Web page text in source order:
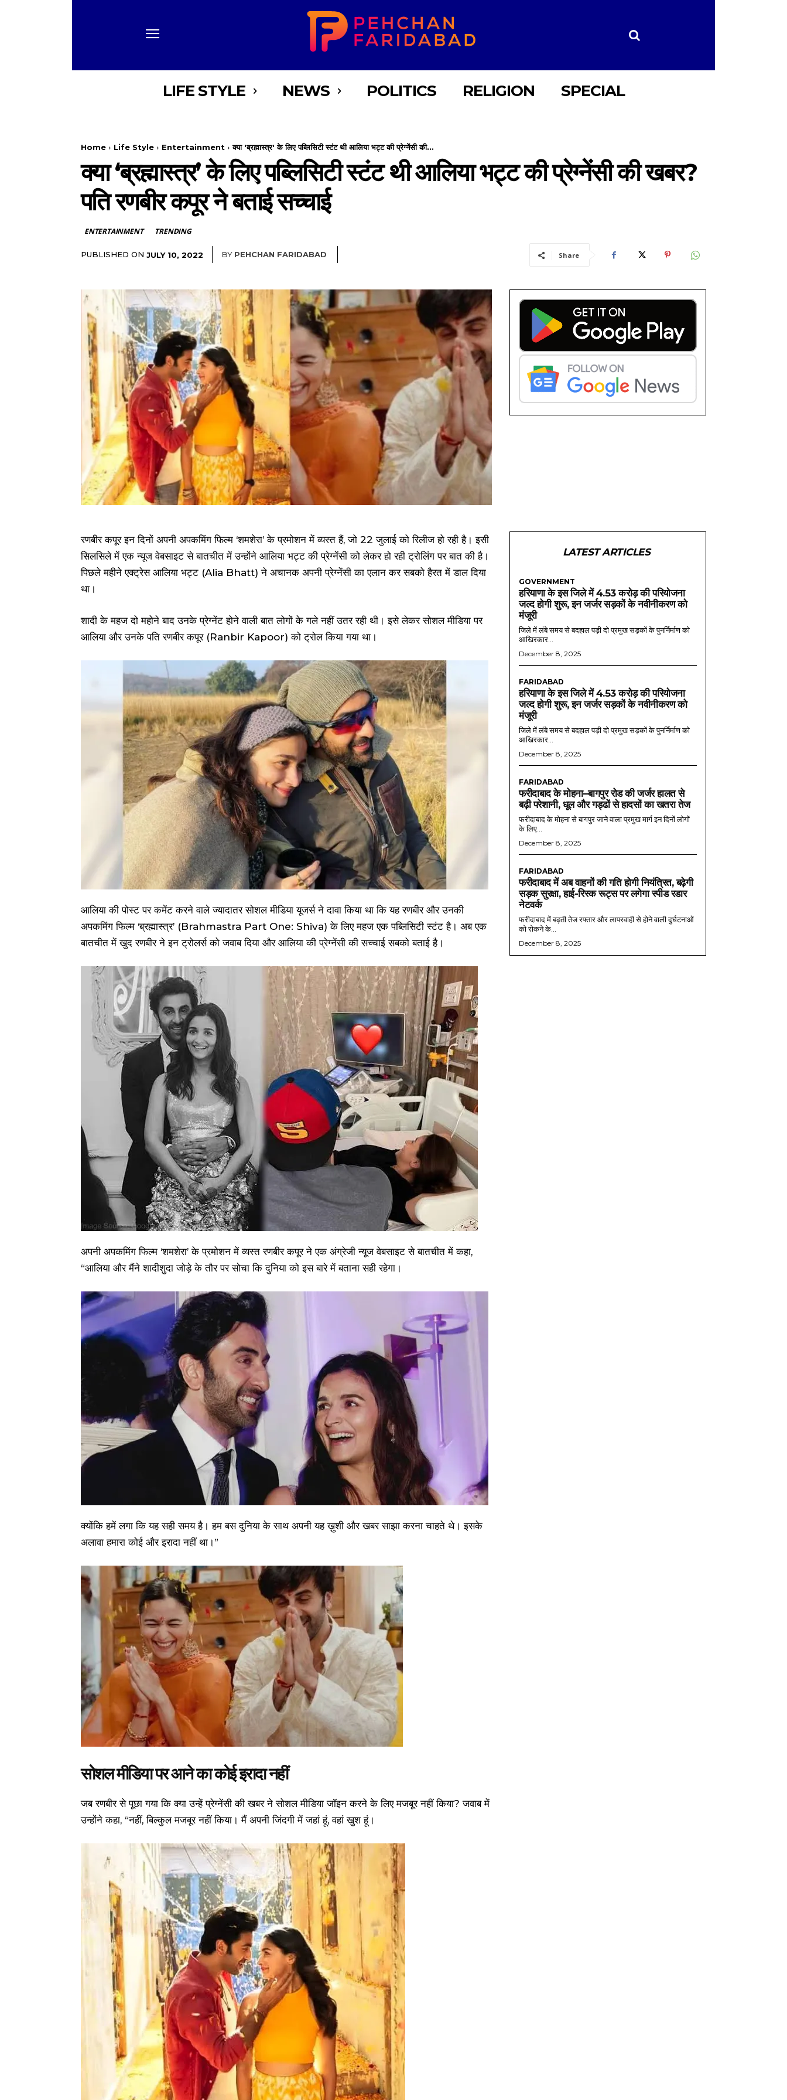
LIFE STYLE NEWS POLITICS RELIGION SPECIAL
Home Life Style Entertainment क्या 'ब्रह्मास्त्र' के लिए पब्लिसिटी स्टंट थी आलिया भट्ट की प्रेग्नेंसी की...
क्या ‘ब्रह्मास्त्र’ के लिए पब्लिसिटी स्टंट थी आलिया भट्ट की प्रेग्नेंसी की खबर?
पति रणबीर कपूर ने बताई सच्चाई
ENTERTAINMENT TRENDING
PUBLISHED ON JULY 10, 2022 BY PEHCHAN FARIDABAD Share
रणबीर कपूर इन दिनों अपनी अपकमिंग फिल्म ‘शमशेरा’ के प्रमोशन में व्यस्त हैं, जो 22 जुलाई को रिलीज हो रही है। इसी
सिलसिले में एक न्यूज वेबसाइट से बातचीत में उन्होंने आलिया भट्ट की प्रेग्नेंसी को लेकर हो रही ट्रोलिंग पर बात की है।
पिछले महीने एक्ट्रेस आलिया भट्ट (Alia Bhatt) ने अचानक अपनी प्रेग्नेंसी का एलान कर सबको हैरत में डाल दिया
था।
शादी के महज दो महोने बाद उनके प्रेग्नेंट होने वाली बात लोगों के गले नहीं उतर रही थी। इसे लेकर सोशल मीडिया पर
आलिया और उनके पति रणबीर कपूर (Ranbir Kapoor) को ट्रोल किया गया था।
आलिया की पोस्ट पर कमेंट करने वाले ज्यादातर सोशल मीडिया यूजर्स ने दावा किया था कि यह रणबीर और उनकी
अपकमिंग फिल्म ‘ब्रह्मास्त्र’ (Brahmastra Part One: Shiva) के लिए महज एक पब्लिसिटी स्टंट है। अब एक
बातचीत में खुद रणबीर ने इन ट्रोलर्स को जवाब दिया और आलिया की प्रेग्नेंसी की सच्चाई सबको बताई है।
अपनी अपकमिंग फिल्म ‘शमशेरा’ के प्रमोशन में व्यस्त रणबीर कपूर ने एक अंग्रेजी न्यूज वेबसाइट से बातचीत में कहा,
“आलिया और मैंने शादीशुदा जोड़े के तौर पर सोचा कि दुनिया को इस बारे में बताना सही रहेगा।
क्योंकि हमें लगा कि यह सही समय है। हम बस दुनिया के साथ अपनी यह ख़ुशी और खबर साझा करना चाहते थे। इसके
अलावा हमारा कोई और इरादा नहीं था।”
सोशल मीडिया पर आने का कोई इरादा नहीं
जब रणबीर से पूछा गया कि क्या उन्हें प्रेग्नेंसी की खबर ने सोशल मीडिया जॉइन करने के लिए मजबूर नहीं किया? जवाब में
उन्होंने कहा, “नहीं, बिल्कुल मजबूर नहीं किया। मैं अपनी जिंदगी में जहां हूं, वहां खुश हूं।
LATEST ARTICLES
GOVERNMENT
हरियाणा के इस जिले में 4.53 करोड़ की परियोजना
जल्द होगी शुरू, इन जर्जर सड़कों के नवीनीकरण को
मंजूरी
जिले में लंबे समय से बदहाल पड़ी दो प्रमुख सड़कों के पुनर्निर्माण को
आखिरकार...
December 8, 2025
FARIDABAD
हरियाणा के इस जिले में 4.53 करोड़ की परियोजना
जल्द होगी शुरू, इन जर्जर सड़कों के नवीनीकरण को
मंजूरी
जिले में लंबे समय से बदहाल पड़ी दो प्रमुख सड़कों के पुनर्निर्माण को
आखिरकार...
December 8, 2025
FARIDABAD
फरीदाबाद के मोहना–बागपुर रोड की जर्जर हालत से
बढ़ी परेशानी, धूल और गड्ढों से हादसों का खतरा तेज
फरीदाबाद के मोहना से बागपुर जाने वाला प्रमुख मार्ग इन दिनों लोगों
के लिए...
December 8, 2025
FARIDABAD
फरीदाबाद में अब वाहनों की गति होगी नियंत्रित, बढ़ेगी
सड़क सुरक्षा, हाई-रिस्क रूट्स पर लगेगा स्पीड रडार
नेटवर्क
फरीदाबाद में बढ़ती तेज रफ्तार और लापरवाही से होने वाली दुर्घटनाओं
को रोकने के...
December 8, 2025